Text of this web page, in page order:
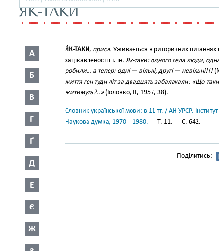
ЯК-ТАКИ
А
Б
В
Г
Ґ
Д
Е
Є
Ж
Я́К-ТАКИ, присл. Уживається в риторичних
зацікавленості і т. ін. Як-таки: одного села люди,
робили… а тепер: одні — вільні, другі — невільні!!!
життя ген туди літ за двадцять забалакали: «Що-
житимуть?..»(Головко, II, 1957, 38).
Словник української мови: в 11 тт. / АН УРСР.
Наукова думка, 1970—1980. — Т. 11. — С. 642.
Поділитись: